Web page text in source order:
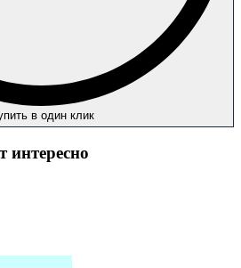
в один клик
интересно